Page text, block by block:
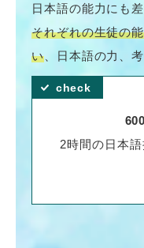
日本語の能力にも
それぞれの生徒の
い、日本語の力、
2時間の日本